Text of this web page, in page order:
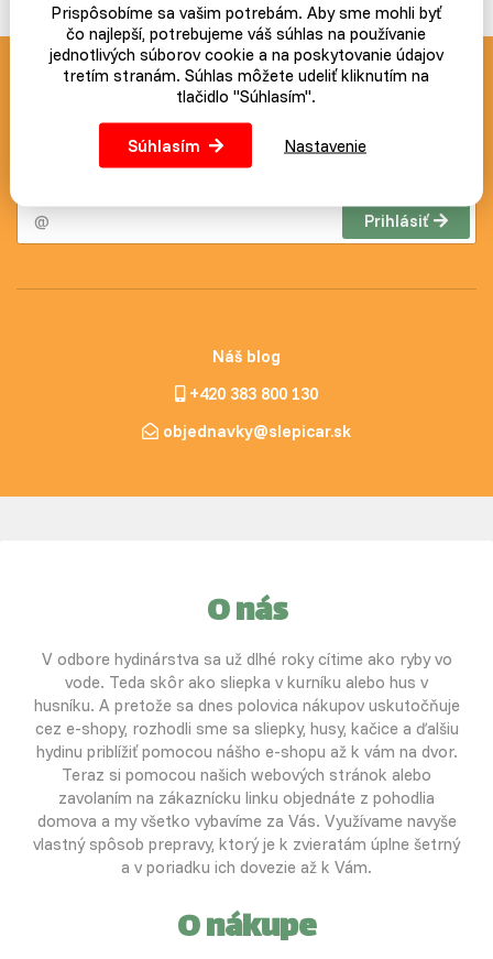
Novinky a akcie zasielame
zdarma
Postup ako prípadne zrušiť odber noviniek nájdete v každom
Prihlásiť
Náš blog
+420 383 800 130
objednavky@slepicar.sk
O nás
V odbore hydinárstva sa už dlhé roky cítime ako ryby vo
vode. Teda skôr ako sliepka v kurníku alebo hus v
husníku. A pretože sa dnes polovica nákupov uskutočňuje
cez e-shopy, rozhodli sme sa sliepky, husy, kačice a ďalšiu
hydinu priblížiť pomocou nášho e-shopu až k vám na dvor.
Teraz si pomocou našich webových stránok alebo
zavolaním na zákaznícku linku objednáte z pohodlia
domova a my všetko vybavíme za Vás. Využívame navyše
vlastný spôsob prepravy, ktorý je k zvieratám úplne šetrný
a v poriadku ich dovezie až k Vám.
O nákupe
Prispôsobíme sa vašim potrebám. Aby sme mohli byť
čo najlepší, potrebujeme váš súhlas na používanie
jednotlivých súborov cookie a na poskytovanie údajov
tretím stranám. Súhlas môžete udeliť kliknutím na
tlačidlo "Súhlasím".
Súhlasím Nastavenie